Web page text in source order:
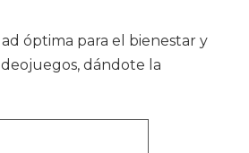
óptima para el bienestar y
dándote la